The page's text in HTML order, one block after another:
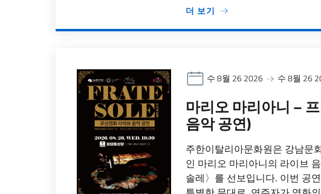
더 보기
수 8월 26 2026 수 8월 26
마리오 마리아니 –
음악 공연)
주한이탈리아문화원은 강남문
인 마리오 마리아니의 라이브
솔레〉를 선보입니다. 이번 공